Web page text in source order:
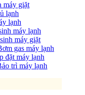
máy giặt
lạnh
lạnh
máy lạnh
máy giặt
gas máy lạnh
đặt máy lạnh
trì máy lạnh